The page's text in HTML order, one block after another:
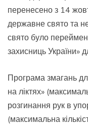
перенесено з 14
державне свято та
свято було
захисниць України»
Програма змагань
на ліктях»
розгинання рук в
(максимальна